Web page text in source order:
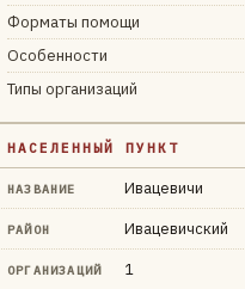
Форматы помощи
Особенности
Типы организаций
НАСЕЛЕННЫЙ ПУНКТ
НАЗВАНИЕ Ивацевичи
РАЙОН Ивацевичский
ОРГАНИЗАЦИЙ 1